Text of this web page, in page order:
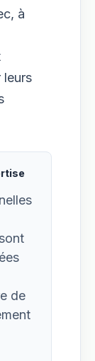
à
leurs
sont
de